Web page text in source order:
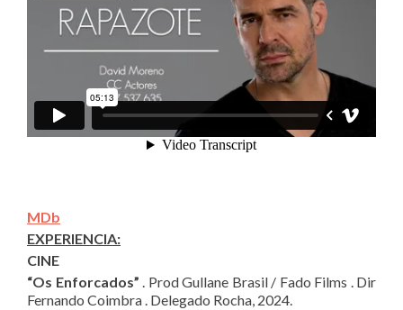
MDb
EXPERIENCIA:
CINE
“Os Enforcados” . Prod Gullane Brasil / Fado Films . Dir
Fernando Coimbra . Delegado Rocha, 2024.